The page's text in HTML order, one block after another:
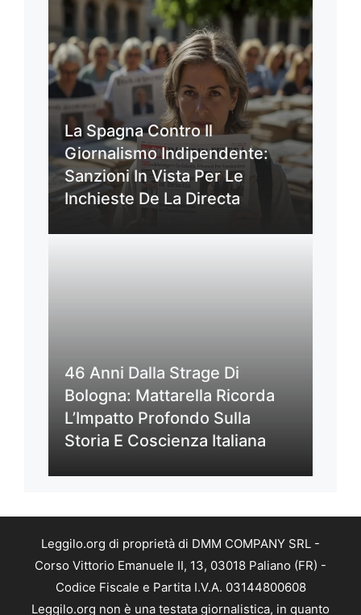
La Spagna Contro Il
Giornalismo Indipendente:
Sanzioni In Vista Per Le
Inchieste De La Directa
46 Anni Dalla Strage Di
Bologna: Mattarella Ricorda
L’Impatto Profondo Sulla
Storia E Coscienza Italiana
Leggilo.org di proprietà di DMM COMPANY SRL -
Corso Vittorio Emanuele II, 13, 03018 Paliano (FR) -
Codice Fiscale e Partita I.V.A. 03144800608
Leggilo.org non è una testata giornalistica, in quanto